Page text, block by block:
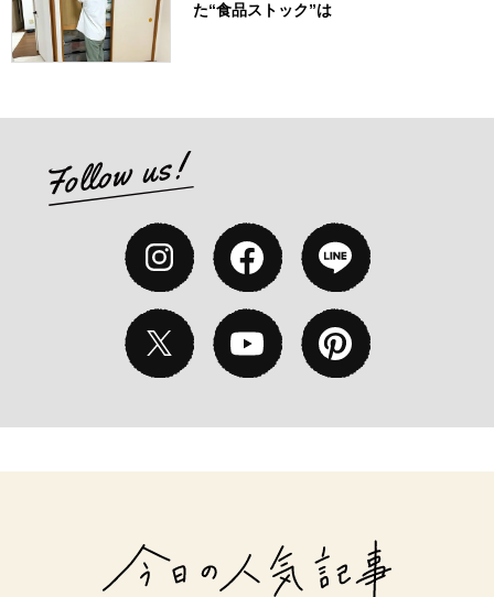
た“食品ストック”は